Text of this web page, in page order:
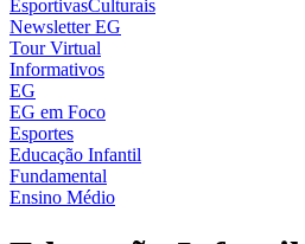
EsportivasCulturais
Newsletter EG
Tour Virtual
Informativos
EG
EG em Foco
Esportes
Educação Infantil
Fundamental
Ensino Médio